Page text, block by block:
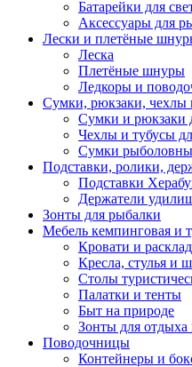
Батарейки для
Аксессуары для
Лески и плетёные
Леска
Плетёные шнуры
Ледкоры и
Сумки, рюкзаки, чехлы
Сумки и рюкзаки
Чехлы и тубусы
Сумки
Подставки, ролики,
Подставки
Держатели
Зонты для рыбалки
Мебель кемпинговая и
Кровати и
Кресла, стулья и
Столы
Палатки и тенты
Быт на природе
Зонты для отдыха
Поводочницы
Контейнеры и